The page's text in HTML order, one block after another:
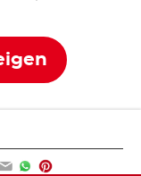
WhatsApp
Pinterest